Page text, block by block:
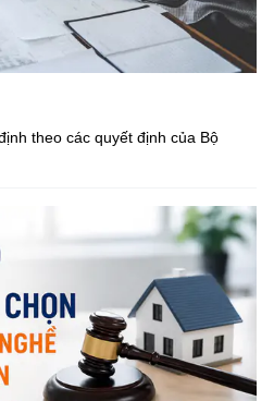
theo các quyết định của Bộ